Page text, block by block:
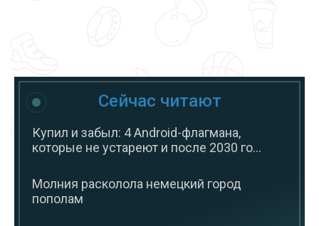
Сейчас читают
Купил и забыл: 4 Android-флагмана,
которые не устареют и после 2030 го...
Молния расколола немецкий город
пополам